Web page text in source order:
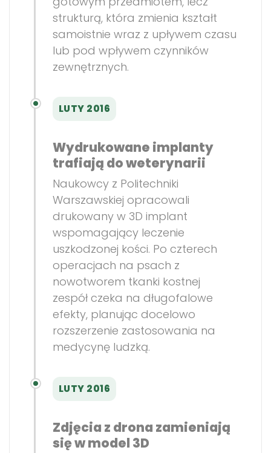
strukturą, która zmienia kształt
samoistnie wraz z upływem czasu
lub pod wpływem czynników
zewnętrznych.
LUTY 2016
Wydrukowane implanty
trafiają do weterynarii
Naukowcy z Politechniki
Warszawskiej opracowali
drukowany w 3D implant
wspomagający leczenie
uszkodzonej kości. Po czterech
operacjach na psach z
nowotworem tkanki kostnej
zespół czeka na długofalowe
efekty, planując docelowo
rozszerzenie zastosowania na
medycynę ludzką.
LUTY 2016
Zdjęcia z drona zamieniają
się w model 3D